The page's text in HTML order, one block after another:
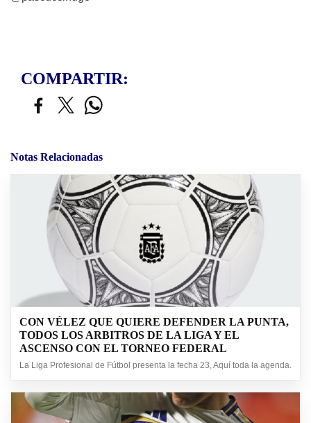
COMPARTIR:
Notas Relacionadas
CON VÉLEZ QUE QUIERE DEFENDER LA PUNTA,
TODOS LOS ARBITROS DE LA LIGA Y EL
ASCENSO CON EL TORNEO FEDERAL
La Liga Profesional de Fútbol presenta la fecha 23, Aquí toda la agenda.